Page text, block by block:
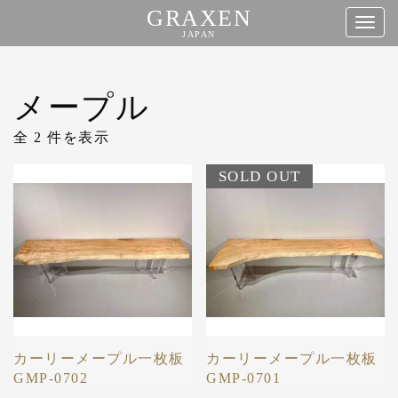
ン
へ
ッ
GRAXEN
JAPAN
タ
メープル
全 2 件を表示
カーリーメープル一枚板
GMP-0702
SOLD OUT
カーリーメープル一枚板
GMP-0701